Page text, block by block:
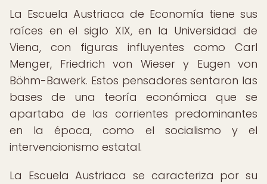
La Escuela Austriaca de Economía tiene sus
raíces en el siglo XIX, en la Universidad de
Viena, con figuras influyentes como Carl
Menger, Friedrich von Wieser y Eugen von
Böhm-Bawerk. Estos pensadores sentaron las
bases de una teoría económica que se
apartaba de las corrientes predominantes
en la época, como el socialismo y el
intervencionismo estatal.
La Escuela Austriaca se caracteriza por su